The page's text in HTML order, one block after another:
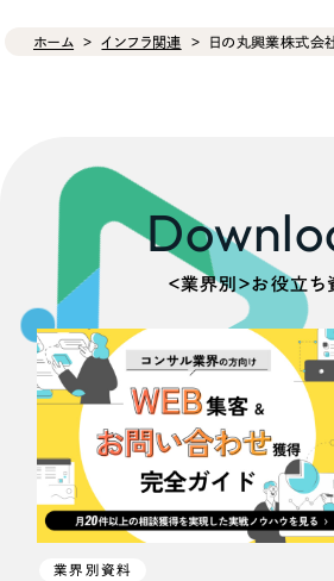
ホーム インフラ関連 日の丸興業株式会社
＜業界別＞お役立ち
業界別資料